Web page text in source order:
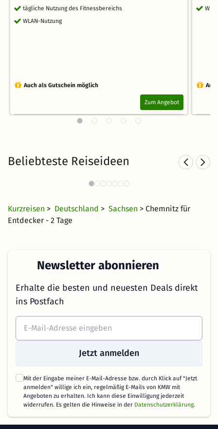
tägliche Nutzung des Fitnessbereichs
WLAN-Nutzung
Auch als Gutschein möglich
Zum Angebot
Beliebteste Reiseideen
Städtereisen nach Sachsen
1214 Angebote
Kurzreisen > Deutschland > Sachsen > Chemnitz für
Entdecker - 2 Tage
Newsletter abonnieren
Erhalte die besten und neuesten Deals direkt
ins Postfach
Jetzt anmelden
Mit der Eingabe meiner E-Mail-Adresse bzw. durch Klick auf "Jetzt
anmelden" willige ich ein, regelmäßig E-Mails von KMW mit
Angeboten zu erhalten. Ich kann diese Einwilligung jederzeit
widerrufen. Es gelten die Hinweise in der Datenschutzerklärung.